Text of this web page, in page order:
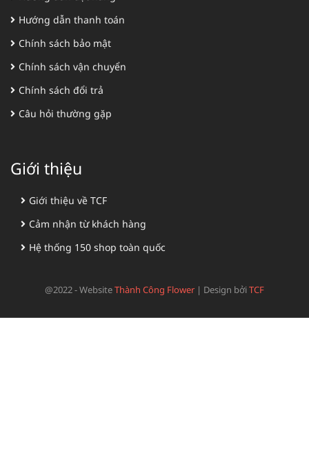
Hướng dẫn thanh toán
Chính sách bảo mật
Chính sách vận chuyển
Chính sách đổi trả
Câu hỏi thường gặp
Giới thiệu
Giới thiệu về TCF
Cảm nhận từ khách hàng
Hệ thống 150 shop toàn quốc
@2022 - WebsiteThành Công Flower | Design bởiTCF